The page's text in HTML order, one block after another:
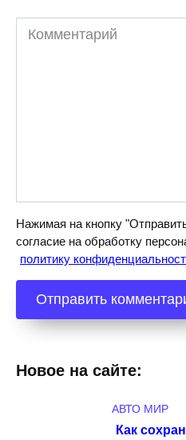
Комментарий
Нажимая на кнопку
согласие на обработку
политику
Новое на сайте:
АВТО МИР
Как